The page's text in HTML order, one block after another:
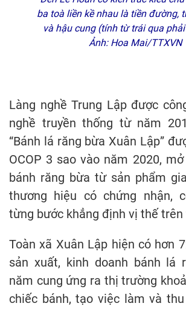
ba toà liền kề nhau là tiền đường,
và hậu cung (tính từ trái qua
Ảnh: Hoa Mai/TTXVN
Làng nghề Trung Lập được
nghề truyền thống từ năm
“Bánh lá răng bừa Xuân Lập”
OCOP 3 sao vào năm 2020,
bánh răng bừa từ sản phẩm
thương hiệu có chứng nhận,
từng bước khẳng định vị thế
Toàn xã Xuân Lập hiện có hơn
sản xuất, kinh doanh bánh lá
năm cung ứng ra thị trường
chiếc bánh, tạo việc làm và